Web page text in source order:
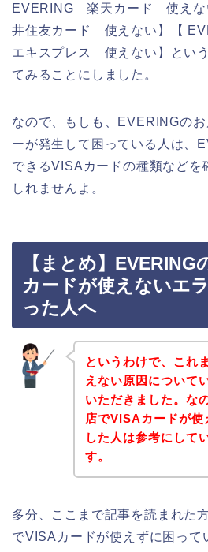
EVERING 楽天カード 使え
井住友カード 使えない】【
エキスプレス 使えない】とい
てみることにしました。
なので、もしも、EVERINGの
ーが発生して困っている人は、
できるVISAカードの種類などを
しれませんよ。
【まとめ】EVERING
カードが使えないエ
った人へ
というわけで、これ
えない原因について
いただきました。な
店でVISAカードが使
した人は参考にして
す。
多分、ここまで記事を読まれた
でVISAカードが使えずに困って